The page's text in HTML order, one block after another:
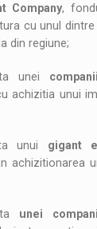
Company,
cu unul
din regiune;
unei
achizitia unui
unui gigant
achizitionarea
unei